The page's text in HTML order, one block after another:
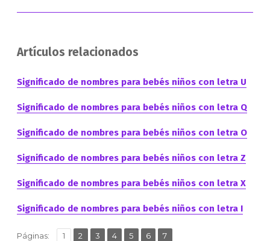
Artículos relacionados
Significado de nombres para bebés niños con letra U
Significado de nombres para bebés niños con letra Q
Significado de nombres para bebés niños con letra O
Significado de nombres para bebés niños con letra Z
Significado de nombres para bebés niños con letra X
Significado de nombres para bebés niños con letra I
Páginas: Página
1 ,
Página
2 ,Página
3 ,
Página
4 ,Página
5 ,Página
6 ,
Página
7